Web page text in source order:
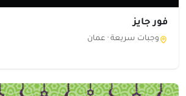
فور جايز
وجبات سريعة · عمان